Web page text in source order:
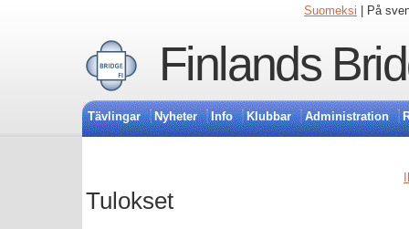
Suomeksi | På
Finlands
Tävlingar Nyheter Info Klubbar Administration
Tulokset